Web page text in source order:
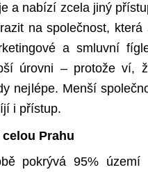
a nabízí zcela jiný
na společnost,
a smluvní
úrovni – protože ví,
nejlépe. Menší
i přístup.
Prahu
pokrývá 95%